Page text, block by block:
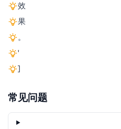
效
果
。
'
]
常见问题